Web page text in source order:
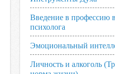
Введение в профессию
психолога
Эмоциональный
Личность и алкоголь